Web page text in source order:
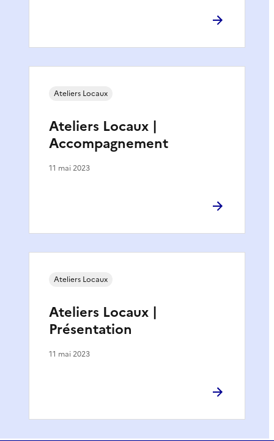
Ateliers Locaux |
Accompagnement
Ateliers Locaux
11 mai 2023
Ateliers Locaux |
Présentation
Ateliers Locaux
11 mai 2023